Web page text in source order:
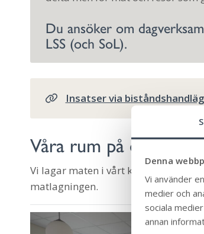
Denna
Vi använder
medier och
sociala
annan
Du ansöker om
LSS (och SoL).
Insatser via
Våra rum på daglig
Vi lagar maten i vårt kök och äter
matlagningen.